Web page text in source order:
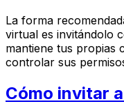
La forma
virtual es invitándolo
mantiene tus propias
controlar sus
Cómo invitar